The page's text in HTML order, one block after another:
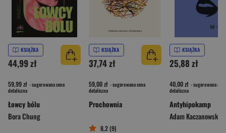
KSIĄŻKA
44,99 zł
59,99 zł - sugerowana cena
detaliczna
Łowcy bólu
Bora Chung
KSIĄŻKA
37,74 zł
59,00 zł - sugerowana cena
detaliczna
Prochownia
8,2 (9)
KSIĄŻKA
25,88 zł
40,00 zł - sugerowana cena
detaliczna
Antyhipokamp
Adam Kaczanowski